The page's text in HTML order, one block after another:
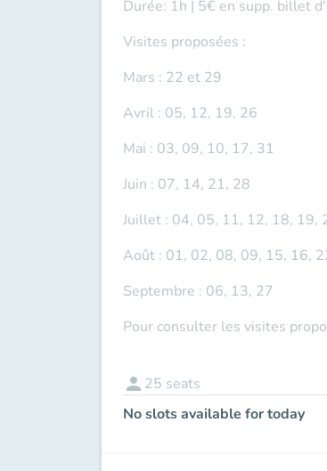
Durée: 1h | 5€ en supp. billet
Visites proposées :
Mars : 22 et 29
Avril : 05, 12, 19, 26
Mai : 03, 09, 10, 17, 31
Juin : 07, 14, 21, 28
Juillet : 04, 05, 11, 12, 18, 19,
Août : 01, 02, 08, 09, 15, 16,
Septembre : 06, 13, 27
Pour consulter les visites
person 25 seats
No slots available for today